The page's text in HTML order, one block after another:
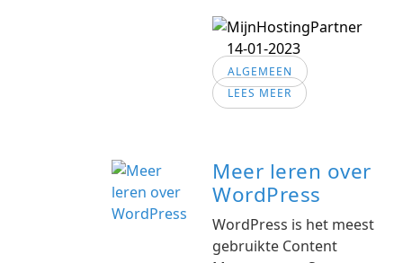
14-01-2023
ALGEMEEN
LEES MEER
Meer leren over
WordPress
WordPress is het meest
gebruikte Content